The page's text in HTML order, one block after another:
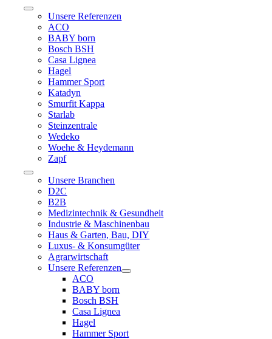
Toggle
Navigation
Unsere Referenzen
ACO
BABY born
Bosch BSH
Casa Lignea
Hagel
Hammer Sport
Katadyn
Smurfit Kappa
Starlab
Steinzentrale
Wedeko
Woehe & Heydemann
Zapf
Toggle
Navigation
Unsere Branchen
D2C
B2B
Medizintechnik & Gesundheit
Industrie & Maschinenbau
Haus & Garten, Bau, DIY
Luxus- & Konsumgüter
Agrarwirtschaft
Unsere Referenzen
ACO
BABY born
Bosch BSH
Casa Lignea
Hagel
Hammer Sport